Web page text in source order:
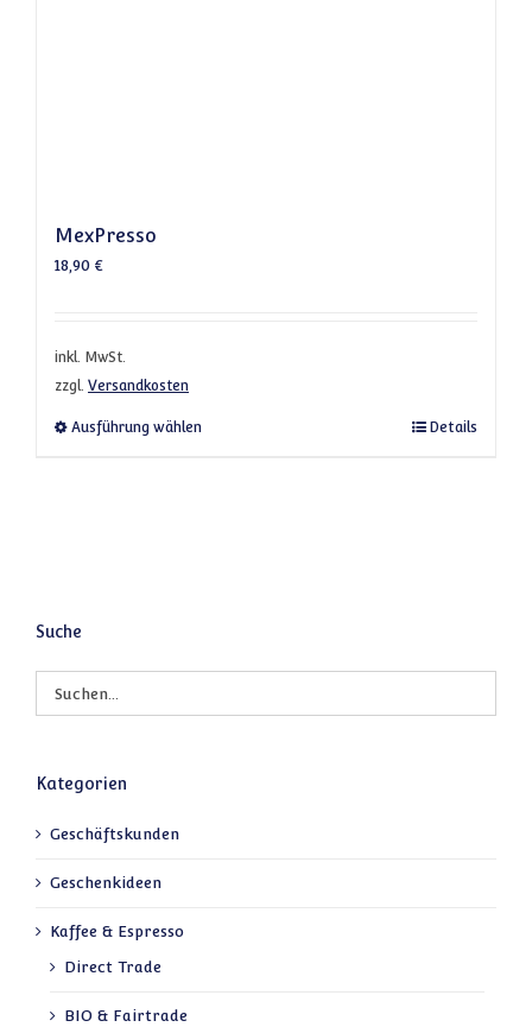
MexPresso
18,90 €
inkl. MwSt.
zzgl. Versandkosten
Ausführung wählen Dieses Produkt weist mehrere Varianten
Details
Suche
Kategorien
Geschäftskunden
Geschenkideen
Kaffee & Espresso
Direct Trade
BIO & Fairtrade